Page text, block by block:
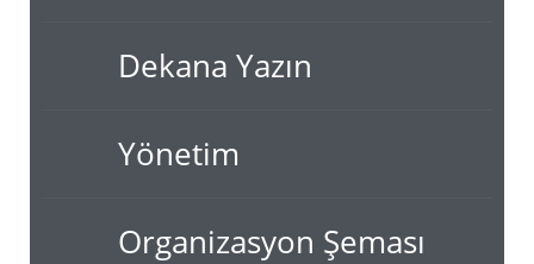
Dekana Yazın
Yönetim
Organizasyon Şeması